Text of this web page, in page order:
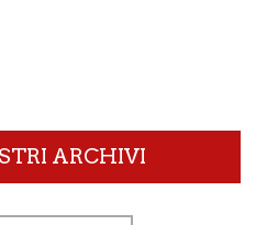
ARCHIVI